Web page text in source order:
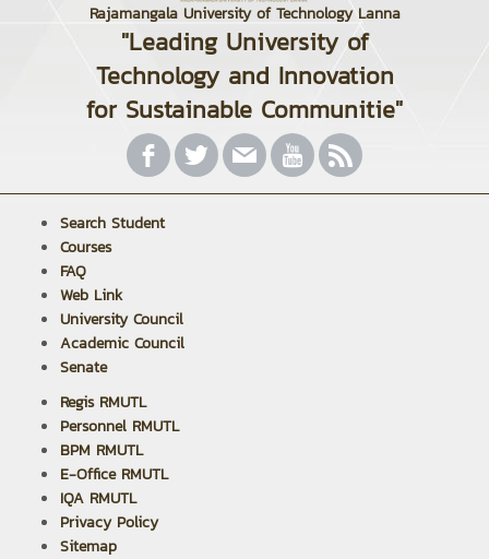
Rajamangala University of Technology Lanna
"Leading University of
Technology and Innovation
for Sustainable Communitie"
Search Student
Courses
FAQ
Web Link
University Council
Academic Council
Senate
Regis RMUTL
Personnel RMUTL
BPM RMUTL
E-Office RMUTL
IQA RMUTL
Privacy Policy
Sitemap